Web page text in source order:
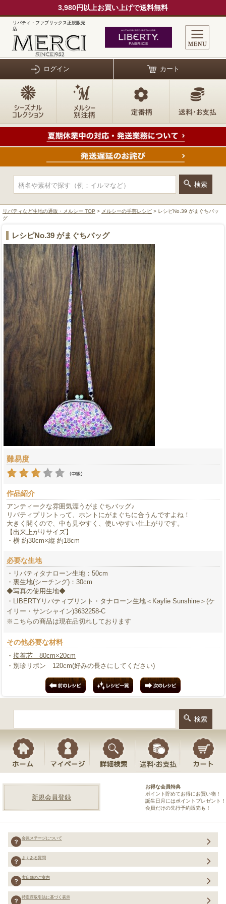
3,980円以上お買い上げで送料無料
リバティ・ファブリックス正規販売
店
ログイン カート
リバティなど生地の通販・メルシー TOP > メルシーの手芸レシピ > レシピNo.39 がまぐちバッ
グ
レシピNo.39 がまぐちバッグ
難易度
作品紹介
アンティークな雰囲気漂うがまぐちバッグ♪
リバティプリントって、ホントにがまぐちに合うんですよね！
大きく開くので、中も見やすく、使いやすい仕上がりです。
【出来上がりサイズ】
・横 約30cm×縦 約18cm
必要な生地
・リバティタナローン生地：50cm
・裏生地(シーチング)：30cm
◆写真の使用生地◆
・LIBERTYリバティプリント・タナローン生地＜Kaylie Sunshine＞(ケ
イリー・サンシャイン)3632258-C
※こちらの商品は現在品切れしております
その他必要な材料
・ 接着芯 80cm×20cm
・別珍リボン 120cm(好みの長さにしてください)
新規会員登録
お得な会員特典
ポイント貯めてお得にお買い物！
誕生日月にはポイントプレゼント！
会員だけの先行予約販売も！
会員ステージについて
よくある質問
実店舗のご案内
特定商取引法に基づく表示